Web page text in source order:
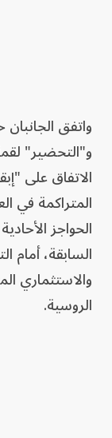
واتفق
و"التحضير"
الاتفاق على
المتراكمة في
الحواجز
السابقة، أمام
والاستثماري
الروسية.